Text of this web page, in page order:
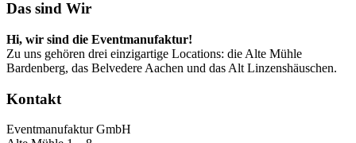
Das sind Wir
Hi, wir sind die Eventmanufaktur!
Zu uns gehören drei einzigartige Locations: die Alte Mühle
Bardenberg, das Belvedere Aachen und das Alt Linzenshäuschen.
Kontakt
Eventmanufaktur GmbH